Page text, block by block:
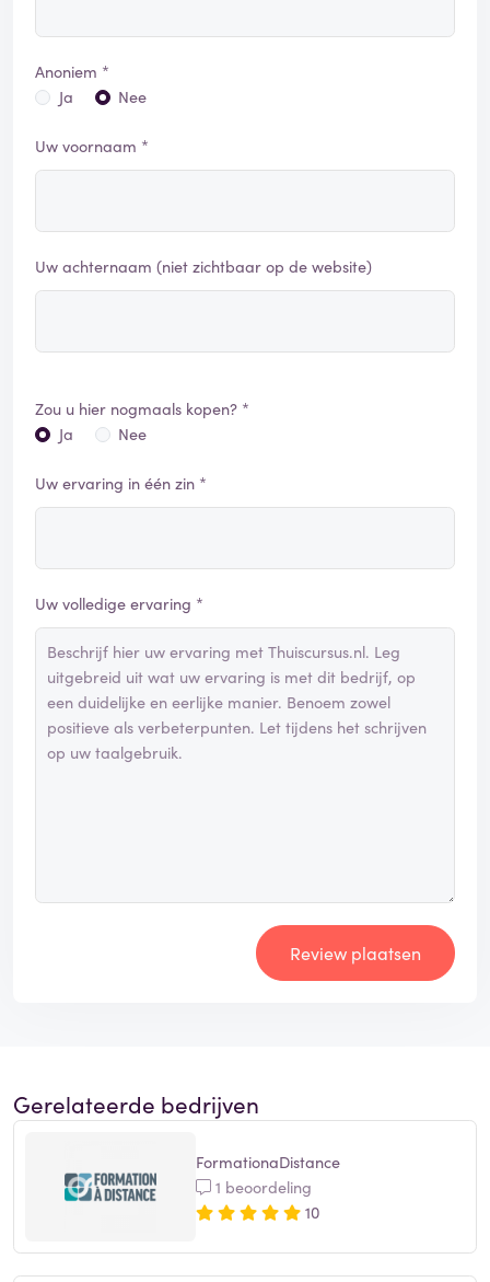
Anoniem *
Ja
Nee
Uw voornaam *
Uw achternaam (niet zichtbaar op de website)
Zou u hier nogmaals kopen? *
Ja
Nee
Uw ervaring in één zin *
Uw volledige ervaring *
Review plaatsen
Gerelateerde bedrijven
FormationaDistance
1 beoordeling
10